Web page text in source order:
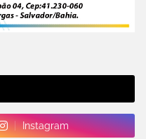
Instagram